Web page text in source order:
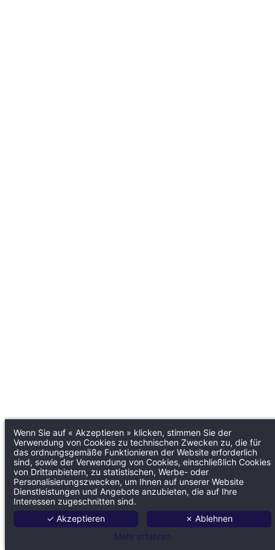
Wenn Sie auf « Akzeptieren » klicken, stimmen Sie der
Verwendung von Cookies zu technischen Zwecken zu, die für
das ordnungsgemäße Funktionieren der Website erforderlich
sind, sowie der Verwendung von Cookies, einschließlich Cookies
von Drittanbietern, zu statistischen, Werbe- oder
Personalisierungszwecken, um Ihnen auf unserer Website
Dienstleistungen und Angebote anzubieten, die auf Ihre
Interessen zugeschnitten sind.
✓ Akzeptieren
✗ Ablehnen
Mehr erfahren